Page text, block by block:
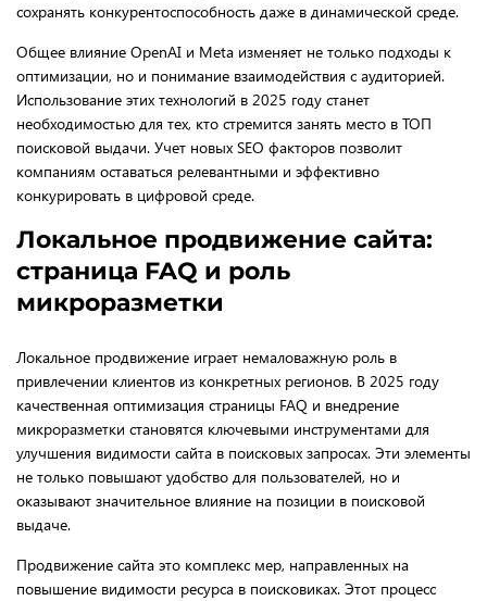
сохранять конкурентоспособность даже в динамической среде.
Общее влияние OpenAI и Meta изменяет не только подходы к
оптимизации, но и понимание взаимодействия с аудиторией.
Использование этих технологий в 2025 году станет
необходимостью для тех, кто стремится занять место в ТОП
поисковой выдачи. Учет новых SEO факторов позволит
компаниям оставаться релевантными и эффективно
конкурировать в цифровой среде.
Локальное продвижение сайта:
страница FAQ и роль
микроразметки
Локальное продвижение играет немаловажную роль в
привлечении клиентов из конкретных регионов. В 2025 году
качественная оптимизация страницы FAQ и внедрение
микроразметки становятся ключевыми инструментами для
улучшения видимости сайта в поисковых запросах. Эти элементы
не только повышают удобство для пользователей, но и
оказывают значительное влияние на позиции в поисковой
выдаче.
Продвижение сайта это комплекс мер, направленных на
повышение видимости ресурса в поисковиках. Этот процесс